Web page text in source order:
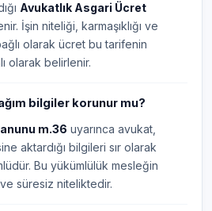
Avukatlık Asgari Ücret
İşin niteliği, karmaşıklığı ve
olarak ücret bu tarifenin
olarak belirlenir.
bilgiler korunur mu?
m.36 uyarınca avukat,
aktardığı bilgileri sır olarak
Bu yükümlülük mesleğin
süresiz niteliktedir.